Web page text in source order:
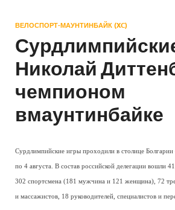
ВЕЛОСПОРТ-МАУНТИНБАЙК (XC)
Николай
чемпионом
вмаунтинбайке
Сурдлимпийские игры проходили в столице
по 4 августа. В состав российской делегации вошли
302 спортсмена (181 мужчина и 121 женщина), 72
и массажистов, 18 руководителей, специалистов и